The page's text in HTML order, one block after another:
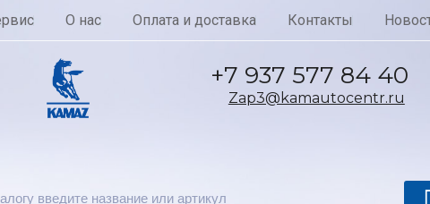
О нас Оплата и доставка Контакты
Zap3@kamautocentr.ru
+7 937 577 84 40